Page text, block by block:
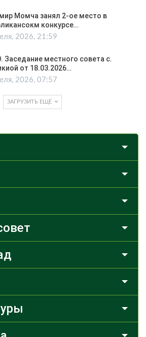
Момча занял 2-ое место в
конкурсе…
2026, 21:59
Заседание местного совета с.
от 18.03.2026…
2026, 07:57
ЗАГРУЗИТЬ ЕЩЁ